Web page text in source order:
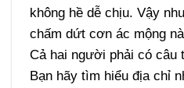
không hề dễ chịu. Vậy
chấm dứt cơn ác mộng
Cả hai người phải có câu
Bạn hãy tìm hiểu địa chỉ